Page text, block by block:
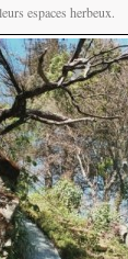
espaces herbeux.